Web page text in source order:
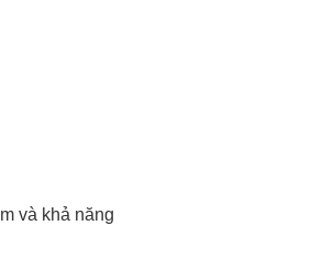
và khả năng